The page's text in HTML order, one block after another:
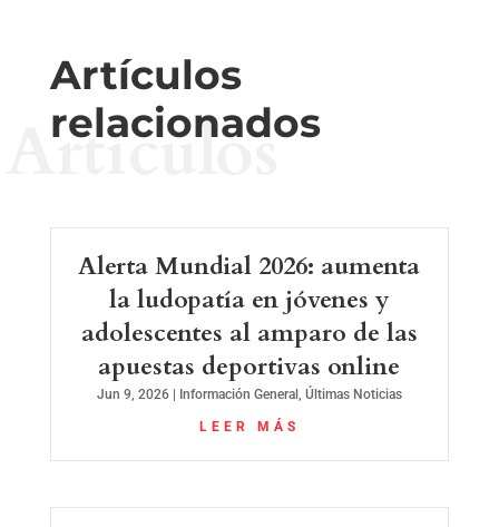
Artículos
relacionados
Artículos
Alerta Mundial 2026: aumenta
la ludopatía en jóvenes y
adolescentes al amparo de las
apuestas deportivas online
Jun 9, 2026| Información General, Últimas Noticias
LEER MÁS